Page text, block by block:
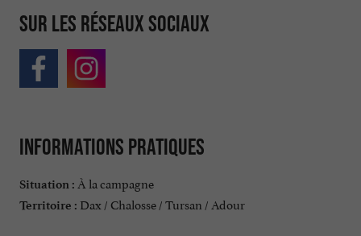
Sur les réseaux sociaux
Informations pratiques
Situation : À la campagne
Territoire : Dax / Chalosse / Tursan / Adour